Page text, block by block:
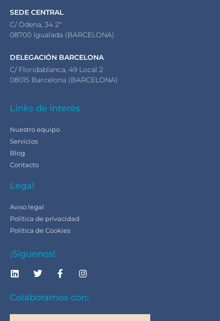
SEDE CENTRAL
C/ Òdena, 34 2º
08700 Igualada (BARCELONA)
DELEGACIÓN BARCELONA
C/ Floridablanca, 49 Local 2
08015 Barcelona (BARCELONA)
Links de interés
Nuestro equipo
Servicios
Blog
Contacto
Legal
Aviso legal
Política de privacidad
Política de Cookies
¡Síguenos!
Colaboramos con: